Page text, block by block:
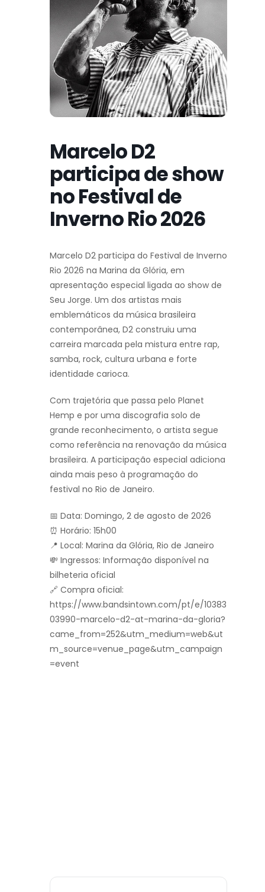
Marcelo D2
participa de show
no Festival de
Inverno Rio 2026
Marcelo D2 participa do Festival de Inverno
Rio 2026 na Marina da Glória, em
apresentação especial ligada ao show de
Seu Jorge. Um dos artistas mais
emblemáticos da música brasileira
contemporânea, D2 construiu uma
carreira marcada pela mistura entre rap,
samba, rock, cultura urbana e forte
identidade carioca.
Com trajetória que passa pelo Planet
Hemp e por uma discografia solo de
grande reconhecimento, o artista segue
como referência na renovação da música
brasileira. A participação especial adiciona
ainda mais peso à programação do
festival no Rio de Janeiro.
📅 Data: Domingo, 2 de agosto de 2026
⏰ Horário: 15h00
📍 Local: Marina da Glória, Rio de Janeiro
💸 Ingressos: Informação disponível na
bilheteria oficial
🔗 Compra oficial:
https://www.bandsintown.com/pt/e/10383
03990-marcelo-d2-at-marina-da-gloria?
came_from=252&utm_medium=web&ut
m_source=venue_page&utm_campaign
=event